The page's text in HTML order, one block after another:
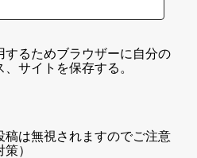
するためブラウザーに自分の
サイトを保存する。
稿は無視されますのでご注意
）